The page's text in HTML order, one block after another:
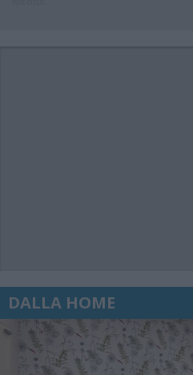
DALLA HOME